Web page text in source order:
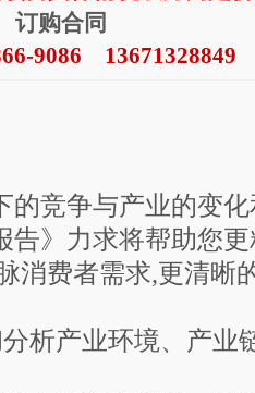
订购合同
9086 13671328849
竞争与产业的变化
告》力求将帮助您
消费者需求,更清晰
产业环境、产业